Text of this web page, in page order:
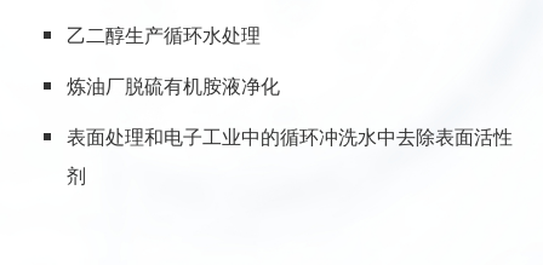
乙二醇生产循环水处理
炼油厂脱硫有机胺液净化
表面处理和电子工业中的循环冲洗水中去除表面活性
剂